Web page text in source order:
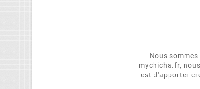
Nous
mychicha.fr,
est d'apporter